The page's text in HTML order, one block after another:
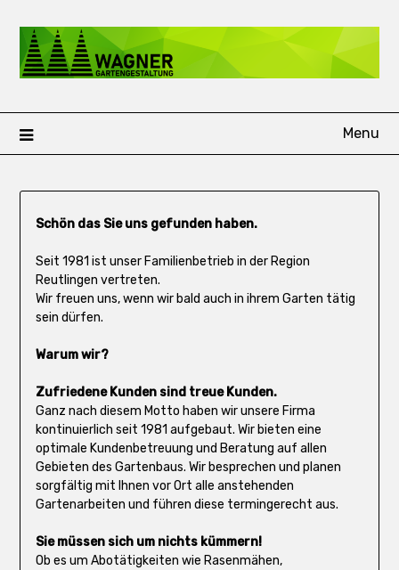
content
Menu
Schön das Sie uns gefunden haben.
Seit 1981 ist unser Familienbetrieb in der Region
Reutlingen vertreten.
Wir freuen uns, wenn wir bald auch in ihrem Garten tätig
sein dürfen.
Warum wir?
Zufriedene Kunden sind treue Kunden.
Ganz nach diesem Motto haben wir unsere Firma
kontinuierlich seit 1981 aufgebaut. Wir bieten eine
optimale Kundenbetreuung und Beratung auf allen
Gebieten des Gartenbaus. Wir besprechen und planen
sorgfältig mit Ihnen vor Ort alle anstehenden
Gartenarbeiten und führen diese termingerecht aus.
Sie müssen sich um nichts kümmern!
Ob es um Abotätigkeiten wie Rasenmähen,